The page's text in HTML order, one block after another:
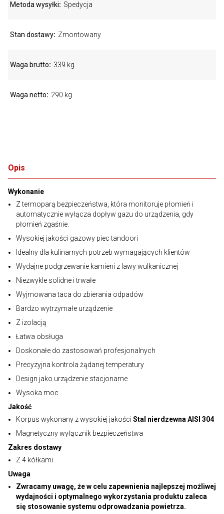
Opis
Wykonanie
Z termoparą bezpieczeństwa, która monitoruje płomień i
automatycznie wyłącza dopływ gazu do urządzenia, gdy
płomień zgaśnie.
Wysokiej jakości gazowy piec tandoori
Idealny dla kulinarnych potrzeb wymagających klientów
Wydajne podgrzewanie kamieni z lawy wulkanicznej
Niezwykle solidne i trwałe
Wyjmowana taca do zbierania odpadów
Bardzo wytrzymałe urządzenie
Z izolacją
Łatwa obsługa
Doskonałe do zastosowań profesjonalnych
Precyzyjna kontrola żądanej temperatury
Design jako urządzenie stacjonarne
Wysoka moc
Jakość
Korpus wykonany z wysokiej jakości Stal nierdzewna AISI 304
Magnetyczny wyłącznik bezpieczeństwa
Zakres dostawy
Z 4 kółkami
Uwaga
Zwracamy uwagę, że w celu zapewnienia najlepszej możliwej
wydajności i optymalnego wykorzystania produktu zaleca
się stosowanie systemu odprowadzania powietrza.
Metoda wysyłki Spedycja
Stan dostawy Zmontowany
Waga brutto 339 kg
Waga netto 290 kg